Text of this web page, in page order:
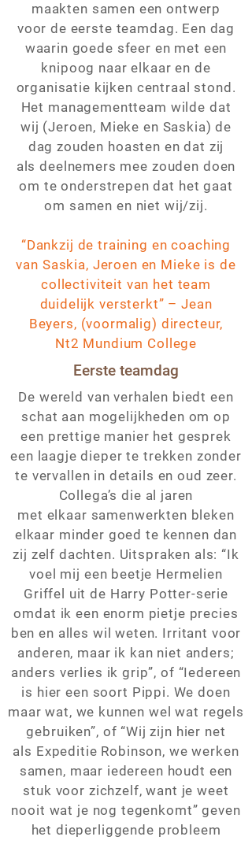
maakten samen een ontwerp
voor de eerste teamdag. Een dag
waarin goede sfeer en met een
knipoog naar elkaar en de
organisatie kijken centraal stond.
Het managementteam wilde dat
wij (Jeroen, Mieke en Saskia) de
dag zouden hoasten en dat zij
als deelnemers mee zouden doen
om te onderstrepen dat het gaat
om samen en niet wij/zij.
“Dankzij de training en coaching
van Saskia, Jeroen en Mieke is de
collectiviteit van het team
duidelijk versterkt” – Jean
Beyers, (voormalig) directeur,
Nt2 Mundium College
Eerste teamdag
De wereld van verhalen biedt een
schat aan mogelijkheden om op
een prettige manier het gesprek
een laagje dieper te trekken zonder
te vervallen in details en oud zeer.
Collega’s die al jaren
met elkaar samenwerkten bleken
elkaar minder goed te kennen dan
zij zelf dachten. Uitspraken als: “Ik
voel mij een beetje Hermelien
Griffel uit de Harry Potter-serie
omdat ik een enorm pietje precies
ben en alles wil weten. Irritant voor
anderen, maar ik kan niet anders;
anders verlies ik grip”, of “Iedereen
is hier een soort Pippi. We doen
maar wat, we kunnen wel wat regels
gebruiken”, of “Wij zijn hier net
als Expeditie Robinson, we werken
samen, maar iedereen houdt een
stuk voor zichzelf, want je weet
nooit wat je nog tegenkomt” geven
het dieperliggende probleem